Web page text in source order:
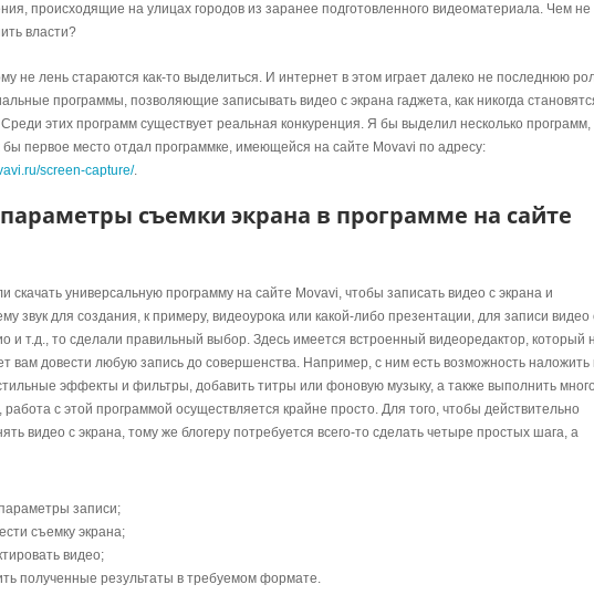
происходящие на улицах городов из заранее подготовленного видеоматериала. Чем не
власти?
не лень стараются как-то выделиться. И интернет в этом играет далеко не последнюю
программы, позволяющие записывать видео с экрана гаджета, как никогда
этих программ существует реальная конкуренция. Я бы выделил несколько программ,
бы первое место отдал программке, имеющейся на сайте Movavi по адресу:
screen-capture/.
съемки экрана в программе на сайте
скачать универсальную программу на сайте Movavi, чтобы записать видео с экрана и
звук для создания, к примеру, видеоурока или какой-либо презентации, для записи видео
и т.д., то сделали правильный выбор. Здесь имеется встроенный видеоредактор, который
вам довести любую запись до совершенства. Например, с ним есть возможность наложить
эффекты и фильтры, добавить титры или фоновую музыку, а также выполнить
работа с этой программой осуществляется крайне просто. Для того, чтобы действительно
видео с экрана, тому же блогеру потребуется всего-то сделать четыре простых шага, а
записи;
съемку экрана;
видео;
полученные результаты в требуемом формате.